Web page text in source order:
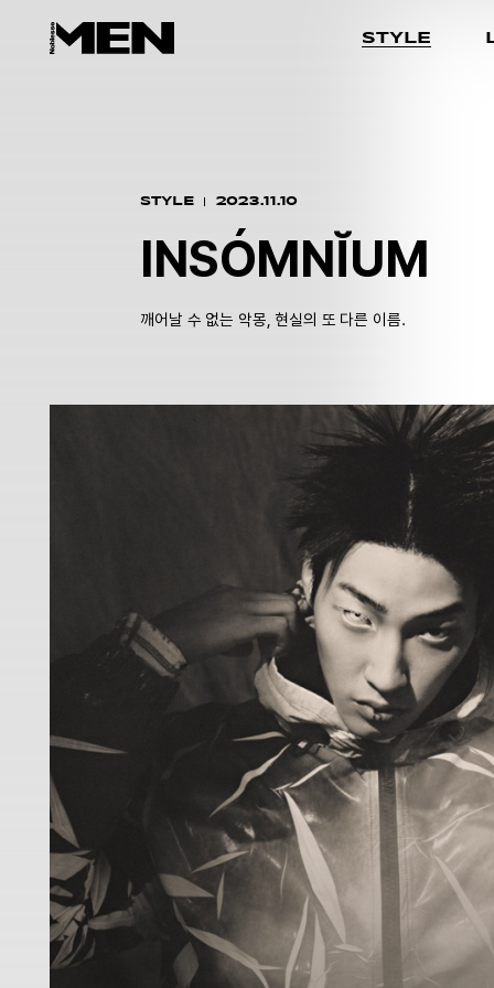
STYLE
STYLE 2023.11.10
INSÓMNĬUM
깨어날 수 없는 악몽, 현실의 또 다른 이름.